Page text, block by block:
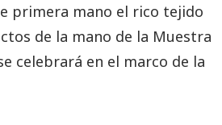
primera mano el rico tejido
de la mano de la Muestra
celebrará en el marco de la